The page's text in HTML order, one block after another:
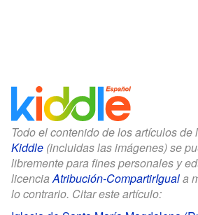
Todo el contenido de los artículos de
Kiddle (incluidas las imágenes) se
libremente para fines personales y
licenciaAtribución-CompartirIguala
lo contrario. Citar este artículo: